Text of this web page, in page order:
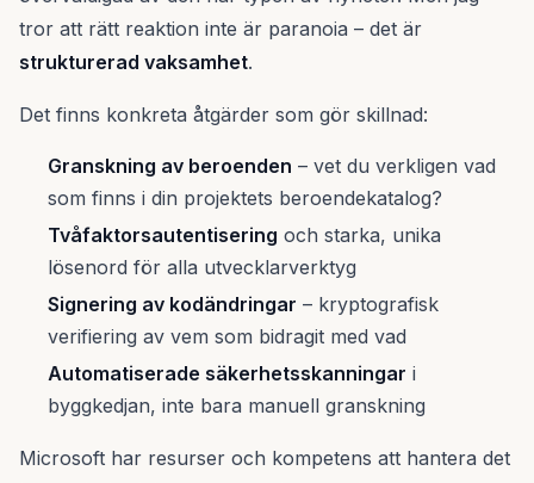
tror att rätt reaktion inte är paranoia – det är
strukturerad vaksamhet.
Det finns konkreta åtgärder som gör skillnad:
Granskning av beroenden – vet du verkligen vad
som finns i din projektets beroendekatalog?
Tvåfaktorsautentisering och starka, unika
lösenord för alla utvecklarverktyg
Signering av kodändringar – kryptografisk
verifiering av vem som bidragit med vad
Automatiserade säkerhetsskanningar i
byggkedjan, inte bara manuell granskning
Microsoft har resurser och kompetens att hantera det